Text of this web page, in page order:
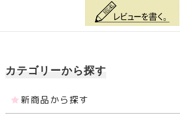
カテゴリーから探す
新商品から探す